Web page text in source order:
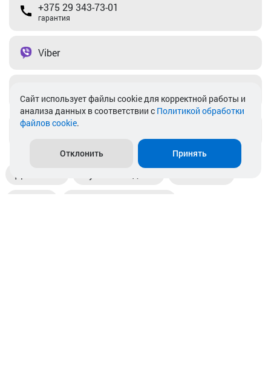
+375 29 343-73-01
гарантия
Viber
info@akkamulik.by
Cайт использует файлы cookie для корректной работы и
анализа данных в соответствии с Политикой обработки
файлов cookie.
Отклонить Принять